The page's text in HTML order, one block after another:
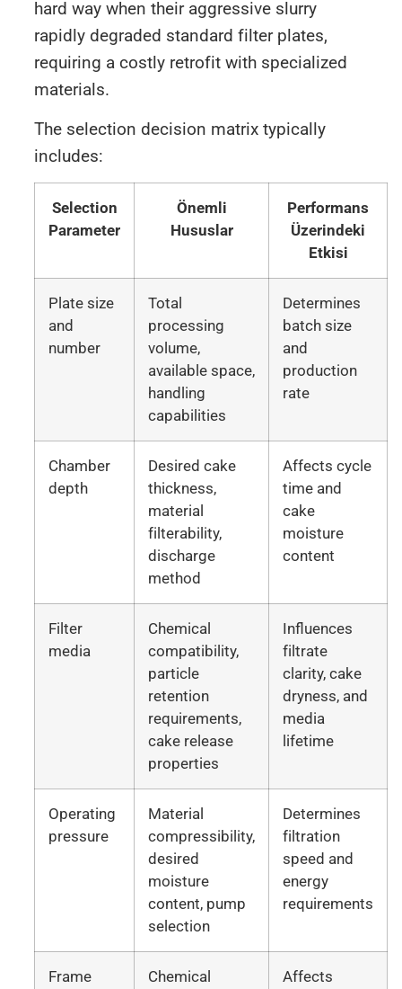
hard way when their aggressive slurry
rapidly degraded standard filter plates,
requiring a costly retrofit with specialized
materials.
The selection decision matrix typically
includes:
Selection
Parameter
Önemli
Hususlar
Performans
Üzerindeki
Etkisi
Plate size
and
number
Total
processing
volume,
available space,
handling
capabilities
Determines
batch size
and
production
rate
Chamber
depth
Desired cake
thickness,
material
filterability,
discharge
method
Affects cycle
time and
cake
moisture
content
Filter
media
Chemical
compatibility,
particle
retention
requirements,
cake release
properties
Influences
filtrate
clarity, cake
dryness, and
media
lifetime
Operating
pressure
Material
compressibility,
desired
moisture
content, pump
selection
Determines
filtration
speed and
energy
requirements
Frame
Chemical
Affects